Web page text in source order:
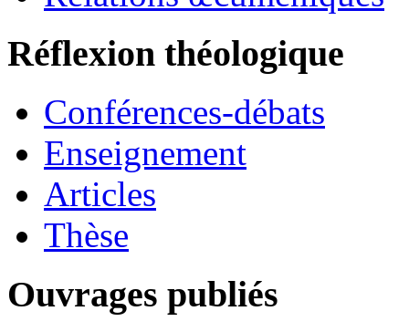
Réflexion théologique
Conférences-débats
Enseignement
Articles
Thèse
Ouvrages publiés